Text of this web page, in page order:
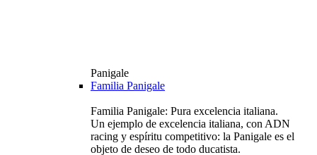
Panigale
Familia Panigale
Familia Panigale: Pura excelencia italiana.
Un ejemplo de excelencia italiana, con ADN
racing y espíritu competitivo: la Panigale es el
objeto de deseo de todo ducatista.